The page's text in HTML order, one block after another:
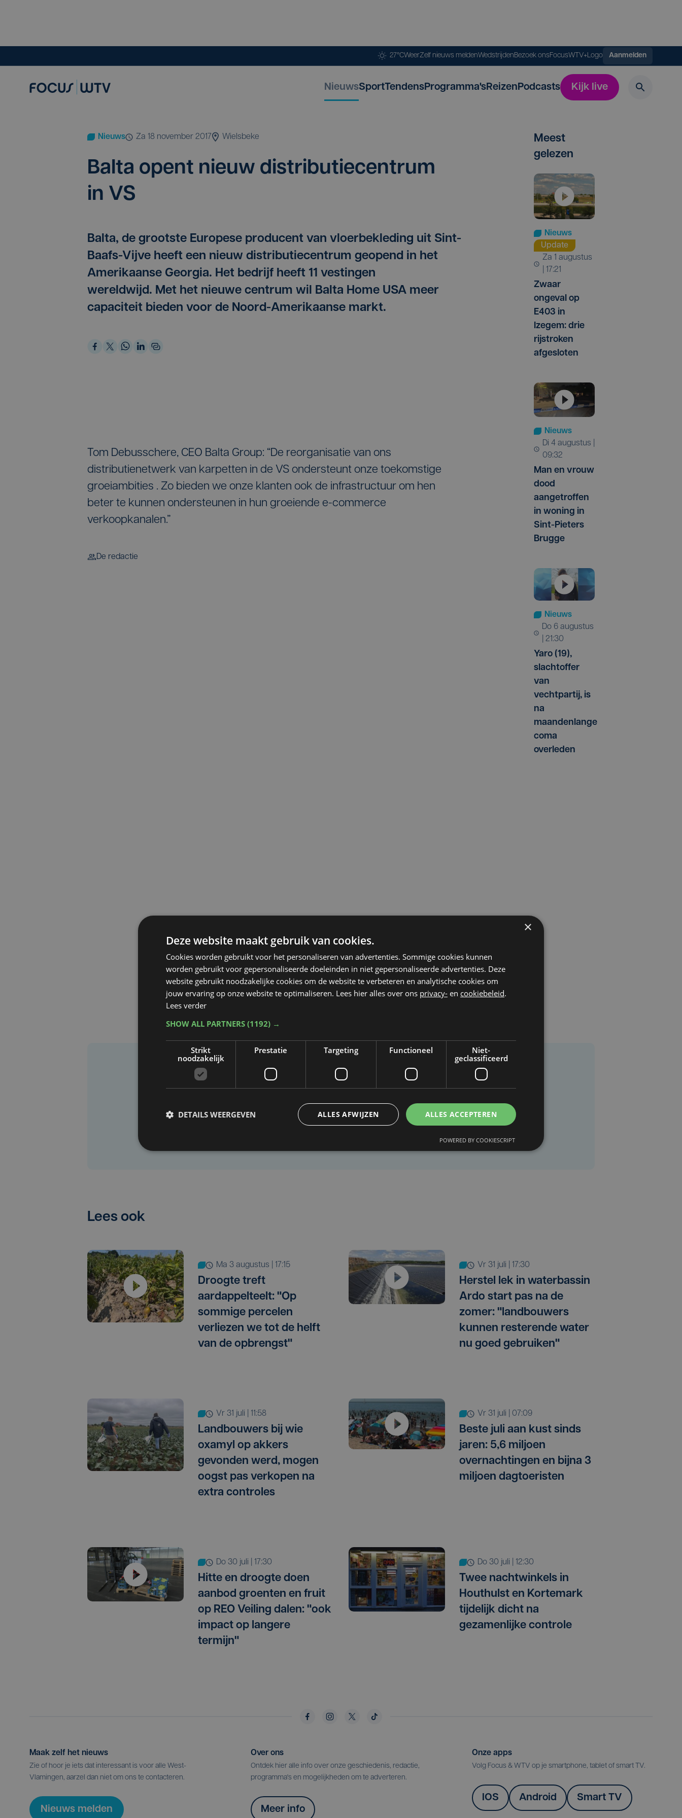
27°CWeerZelf nieuws meldenWedstrijdenBezoek onsFocusWTV+Logo Aanmelden
NieuwsSportTendensProgramma'sReizenPodcasts Kijk live
Nieuws za 18 november 2017 Wielsbeke
Bal­ta opent nieuw dis­tri­bu­tie­cen­trum
in VS
Balta, de grootste Europese producent van vloerbekleding uit Sint-
Baafs-Vijve heeft een nieuw distributiecentrum geopend in het
Amerikaanse Georgia. Het bedrijf heeft 11 vestingen
wereldwijd. Met het nieuwe centrum wil Balta Home USA meer
capaciteit bieden voor de Noord-Amerikaanse markt.
Tom Debusschere, CEO Balta Group: “De reorganisatie van ons
distributienetwerk van karpetten in de VS ondersteunt onze toekomstige
groeiambities . Zo bieden we onze klanten ook de infrastructuur om hen
beter te kunnen ondersteunen in hun groeiende e-commerce
verkoopkanalen.”
De redactie
Meest
gelezen
Nieuws
Update
za 1 augustus
| 17:21
Zwaar
ongeval op
E403 in
Izegem: drie
rijstroken
afgesloten
Nieuws
di 4 augustus |
09:32
Man en vrouw
dood
aangetroffen
in woning in
Sint-Pieters
Brugge
Nieuws
do 6 augustus
| 21:30
Yaro (19),
slachtoffer
van
vechtpartij, is
na
maandenlange
coma
overleden
Taalfout opgemerkt?
Laat het ons weten
Lees ook
ma 3 augustus | 17:15
Droogte treft
aardappelteelt: "Op
sommige percelen
verliezen we tot de helft
van de opbrengst"
vr 31 juli | 17:30
Herstel lek in waterbassin
Ardo start pas na de
zomer: "landbouwers
kunnen resterende water
nu goed gebruiken"
vr 31 juli | 11:58
Landbouwers bij wie
oxamyl op akkers
gevonden werd, mogen
oogst pas verkopen na
extra controles
vr 31 juli | 07:09
Beste juli aan kust sinds
jaren: 5,6 miljoen
overnachtingen en bijna 3
miljoen dagtoeristen
do 30 juli | 17:30
Hitte en droogte doen
aanbod groenten en fruit
op REO Veiling dalen: "ook
impact op langere
termijn"
do 30 juli | 12:30
Twee nachtwinkels in
Houthulst en Kortemark
tijdelijk dicht na
gezamenlijke controle
Maak zelf het nieuws
Zie of hoor je iets dat interessant is voor alle West-
Vlamingen, aarzel dan niet om ons te contacteren.
Nieuws melden
Over ons
Ontdek hier alle info over onze geschiedenis, redactie,
programma's en mogelijkheden om te adverteren.
Meer info
Onze apps
Volg Focus & WTV op je smartphone, tablet of smart TV.
IOS Android Smart TV
×
Deze website maakt gebruik van cookies.
Cookies worden gebruikt voor het personaliseren van advertenties. Sommige cookies kunnen
worden gebruikt voor gepersonaliseerde doeleinden in niet gepersonaliseerde advertenties. Deze
website gebruikt noodzakelijke cookies om de website te verbeteren en analytische cookies om
jouw ervaring op onze website te optimaliseren. Lees hier alles over ons privacy- en cookiebeleid.
Lees verder
SHOW ALL PARTNERS (1192) →
Strikt
noodzakelijk
Prestatie Targeting Functioneel
Niet-
geclassificeerd
ALLES ACCEPTEREN
ALLES AFWIJZEN
DETAILS WEERGEVEN
POWERED BY COOKIESCRIPT